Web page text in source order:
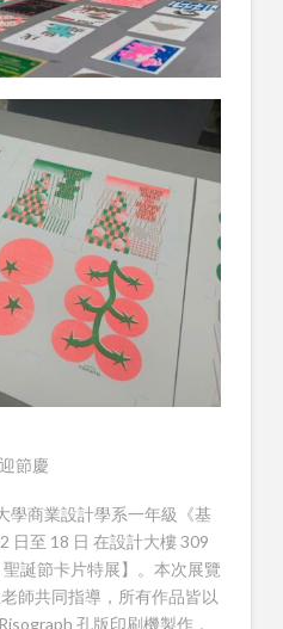
節慶
學商業設計學系一年級《基
日至 18 日 在設計大樓 309
誕節卡片特展】。本次展覽
師共同指導，所有作品皆以
孔版印刷機製作，